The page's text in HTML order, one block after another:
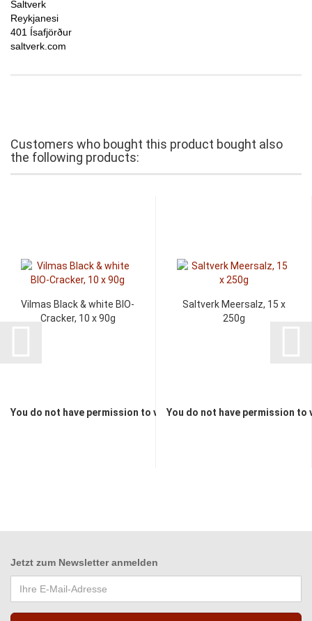
Saltverk
Reykjanesi
401 Ísafjörður
saltverk.com
Customers who bought this product bought also
the following products:
Vilmas Black & white BIO-
Cracker, 10 x 90g
You do not have permission to view the prices
Saltverk Meersalz, 15 x
250g
You do not have permission to
Jetzt zum Newsletter anmelden